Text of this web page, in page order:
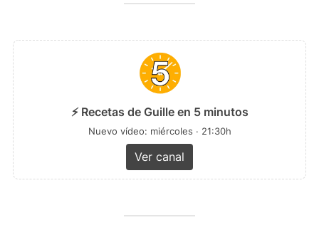
⚡ Recetas de Guille en 5 minutos
Nuevo vídeo: miércoles · 21:30h
Ver canal